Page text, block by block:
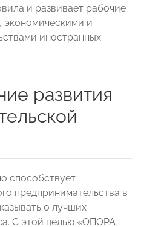
и развивает рабочие
экономическими и
иностранных
развития
способствует
предпринимательства в
о лучших
С этой целью «ОПОРА